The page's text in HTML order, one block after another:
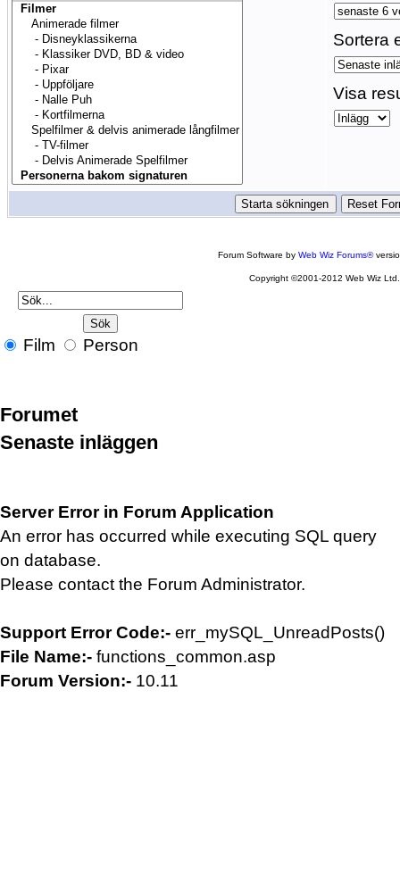
Sortera
Visa
Forum Software byWeb Wiz Forums®
Copyright ©2001-2012 Web Wiz Ltd.
Film Person
Forumet
Senaste inläggen
Server Error in Forum Application
An error has occurred while executing SQL query
on database.
Please contact the Forum Administrator.
Support Error Code:- err_mySQL_UnreadPosts()
File Name:- functions_common.asp
Forum Version:- 10.11